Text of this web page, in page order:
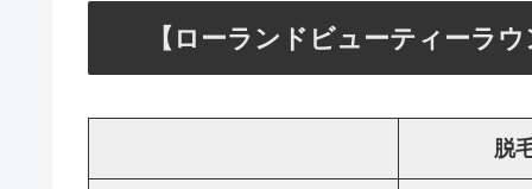
【ローランドビューティーラ
脱